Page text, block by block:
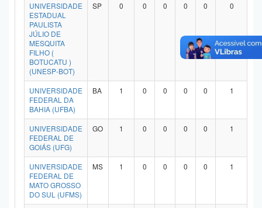
UNIVERSIDADE
ESTADUAL
PAULISTA
JÚLIO DE
MESQUITA
FILHO (
BOTUCATU )
(UNESP-BOT)
SP 0 0 0 0 0 0
UNIVERSIDADE
FEDERAL DA
BAHIA (UFBA)
BA 1 0 0 0 0 1
UNIVERSIDADE
FEDERAL DE
GOIÁS (UFG)
GO 1 0 0 0 0 1
UNIVERSIDADE
FEDERAL DE
MATO GROSSO
DO SUL (UFMS)
MS 1 0 0 0 0 1